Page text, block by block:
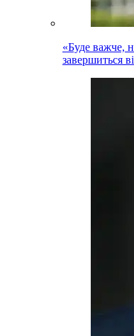
«Буде важче,
завершиться